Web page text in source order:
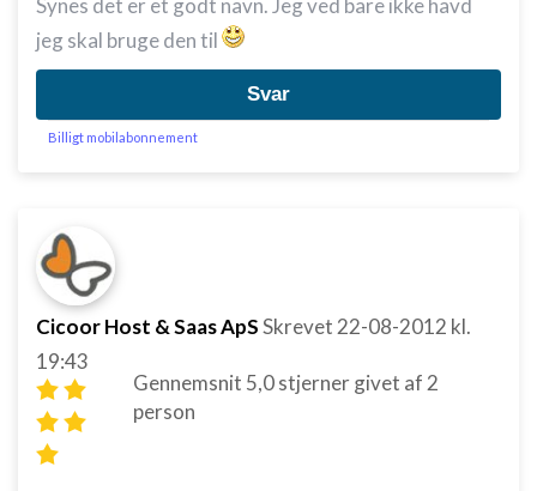
Synes det er et godt navn. Jeg ved bare ikke havd
jeg skal bruge den til
Svar
Billigt mobilabonnement
Cicoor Host & Saas ApSSkrevet 22-08-2012 kl.
19:43
Gennemsnit 5,0stjerner givet af 2
person